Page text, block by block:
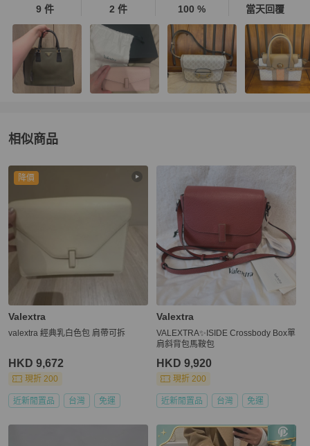
9 件 2 件 100 % 當天回覆
相似商品
更多相似Valextra女包推薦精品
降價
Valextra
valextra 經典乳白色包 肩帶可拆
HKD 9,672
現折 200
近新閒置品 台灣 免運
Valextra
VALEXTRA✨ISIDE Crossbody Box單
肩斜背包馬鞍包
HKD 9,920
現折 200
近新閒置品 台灣 免運